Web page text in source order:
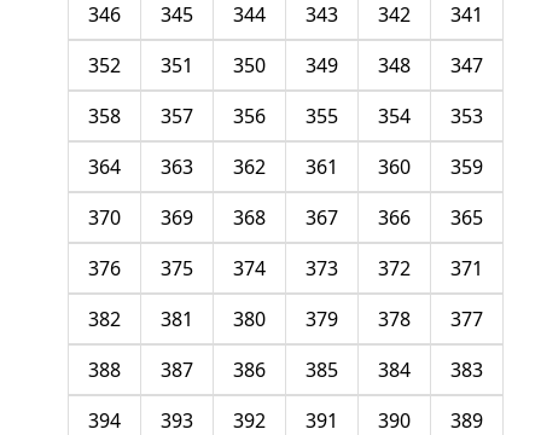
341
342
343
344
345
346
347
348
349
350
351
352
353
354
355
356
357
358
359
360
361
362
363
364
365
366
367
368
369
370
371
372
373
374
375
376
377
378
379
380
381
382
383
384
385
386
387
388
389
390
391
392
393
394